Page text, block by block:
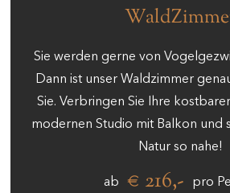
Sie werden gerne von
Dann ist unser Waldzimmer
Sie. Verbringen Sie Ihre
modernen Studio mit Balkon und
Natur so nahe!
ab € 216,- pro